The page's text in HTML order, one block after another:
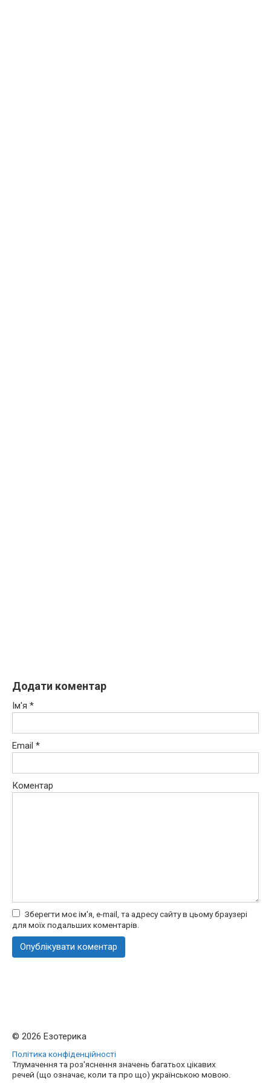
Додати коментар
Ім'я *
Email *
Коментар
Зберегти моє ім'я, e-mail, та адресу сайту в цьому браузері
для моїх подальших коментарів.
© 2026 Езотерика
Політика конфіденційності
Тлумачення та роз'яснення значень багатьох цікавих
речей (що означає, коли та про що) українською мовою.